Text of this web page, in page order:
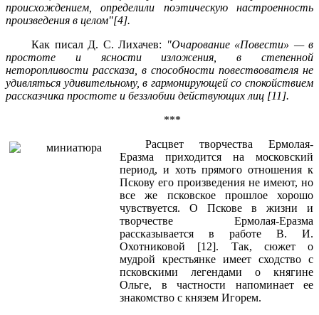
происхождением, определили поэтическую настроенность
произведения в целом"[4].
Как писал Д. С. Лихачев: "Очарование «Повести» — в
простоте и ясности изложения, в степенной
неторопливости рассказа, в способности повествователя не
удивляться удивительному, в гармонирующей со спокойствием
рассказчика простоте и беззлобии действующих лиц [11].
***
Расцвет творчества Ермолая-
Еразма приходится на московский
период, и хоть прямого отношения к
Пскову его произведения не имеют, но
все же псковское прошлое хорошо
чувствуется. О Пскове в жизни и
творчестве Ермолая-Еразма
рассказывается в работе В. И.
Охотниковой [12]. Так, сюжет о
мудрой крестьянке имеет сходство с
псковскими легендами о княгине
Ольге, в частности напоминает ее
знакомство с князем Игорем.